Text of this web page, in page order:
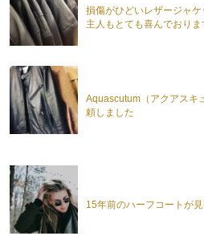
損傷がひどいレザージャケ
主人もとても喜んでおりま
Aquascutum（アクアスキ
頼しました
15年前のハーフコートが